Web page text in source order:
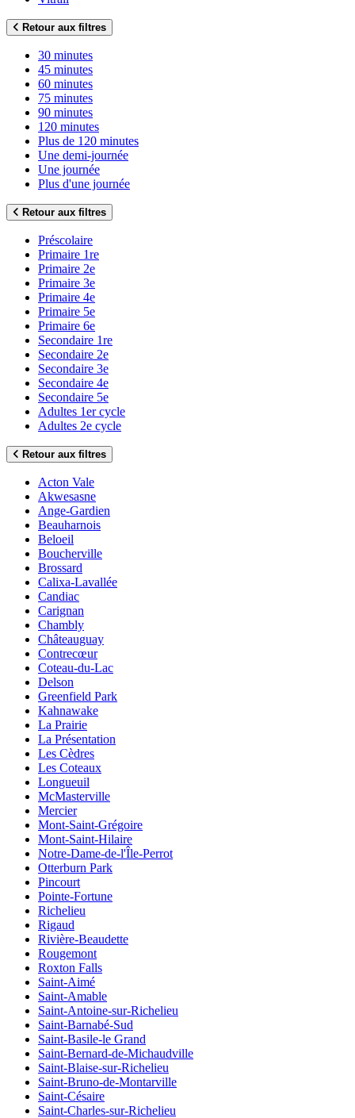
Retour aux filtres
30 minutes
45 minutes
60 minutes
75 minutes
90 minutes
120 minutes
Plus de 120 minutes
Une demi-journée
Une journée
Plus d'une journée
Retour aux filtres
Préscolaire
Primaire 1re
Primaire 2e
Primaire 3e
Primaire 4e
Primaire 5e
Primaire 6e
Secondaire 1re
Secondaire 2e
Secondaire 3e
Secondaire 4e
Secondaire 5e
Adultes 1er cycle
Adultes 2e cycle
Retour aux filtres
Acton Vale
Akwesasne
Ange-Gardien
Beauharnois
Beloeil
Boucherville
Brossard
Calixa-Lavallée
Candiac
Carignan
Chambly
Châteauguay
Contrecœur
Coteau-du-Lac
Delson
Greenfield Park
Kahnawake
La Prairie
La Présentation
Les Cèdres
Les Coteaux
Longueuil
McMasterville
Mercier
Mont-Saint-Grégoire
Mont-Saint-Hilaire
Notre-Dame-de-l'Île-Perrot
Otterburn Park
Pincourt
Pointe-Fortune
Richelieu
Rigaud
Rivière-Beaudette
Rougemont
Roxton Falls
Saint-Aimé
Saint-Amable
Saint-Antoine-sur-Richelieu
Saint-Barnabé-Sud
Saint-Basile-le Grand
Saint-Bernard-de-Michaudville
Saint-Blaise-sur-Richelieu
Saint-Bruno-de-Montarville
Saint-Césaire
Saint-Charles-sur-Richelieu